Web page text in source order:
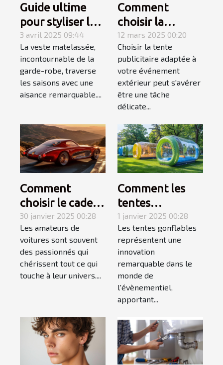
Guide ultime
pour styliser les
vestes
matelassées en
toutes saisons
3 avril 2025 09:44
La veste matelassée,
incontournable de la
garde-robe, traverse
les saisons avec une
aisance remarquable....
Comment
choisir la
meilleure tente
publicitaire pour
votre
événement
extérieur
12 mars 2025 00:20
Choisir la tente
publicitaire adaptée à
votre événement
extérieur peut s'avérer
être une tâche
délicate...
Comment
choisir le cadeau
automobile
parfait pour les
passionnés de
voitures
30 janvier 2025 00:28
Les amateurs de
voitures sont souvent
des passionnés qui
chérissent tout ce qui
touche à leur univers....
Comment les
tentes
gonflables
transforment
l'impact visuel
des évènements
1 janvier 2025 00:28
Les tentes gonflables
représentent une
innovation
remarquable dans le
monde de
l'évènementiel,
apportant...